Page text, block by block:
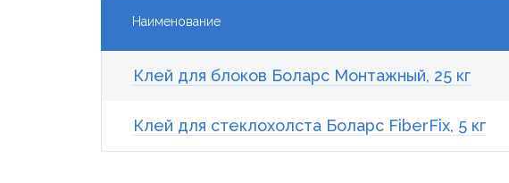
Наименование
Клей для блоков Боларс Монтажный, 25 кг
Клей для стеклохолста Боларс FiberFix, 5 кг